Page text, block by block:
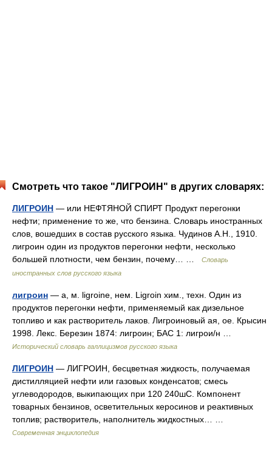
Смотреть что такое "ЛИГРОИН" в других словарях:
ЛИГРОИН — или НЕФТЯНОЙ СПИРТ Продукт перегонки
нефти; применение то же, что бензина. Словарь иностранных
слов, вошедших в состав русского языка. Чудинов А.Н., 1910.
лигроин один из продуктов перегонки нефти, несколько
большей плотности, чем бензин, почему… …
Словарь
иностранных слов русского языка
лигроин — а, м. ligroine, нем. Ligroin хим., техн. Один из
продуктов перегонки нефти, применяемый как дизельное
топливо и как растворитель лаков. Лигроиновый ая, ое. Крысин
1998. Лекс. Березин 1874: лигроин; БАС 1: лигрои/н …
Исторический словарь галлицизмов русского языка
ЛИГРОИН — ЛИГРОИН, бесцветная жидкость, получаемая
дистилляцией нефти или газовых конденсатов; смесь
углеводородов, выкипающих при 120 240шC. Компонент
товарных бензинов, осветительных керосинов и реактивных
топлив; растворитель, наполнитель жидкостных… …
Современная энциклопедия